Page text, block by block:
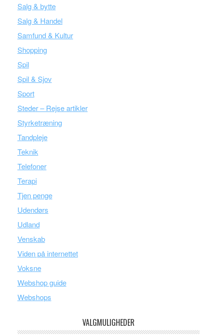
Salg & bytte
Salg & Handel
Samfund & Kultur
Shopping
Spil
Spil & Sjov
Sport
Steder – Rejse artikler
Styrketræning
Tandpleje
Teknik
Telefoner
Terapi
Tjen penge
Udendørs
Udland
Venskab
Viden på internettet
Voksne
Webshop guide
Webshops
VALGMULIGHEDER